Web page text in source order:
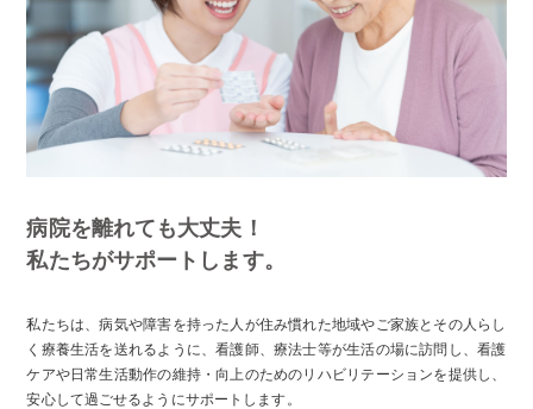
病院を離れても大丈夫！
私たちがサポートします。
私たちは、病気や障害を持った人が住み慣れた地域やご家族とその人らし
く療養生活を送れるように、看護師、療法士等が生活の場に訪問し、看護
ケアや日常生活動作の維持・向上のためのリハビリテーションを提供し、
安心して過ごせるようにサポートします。